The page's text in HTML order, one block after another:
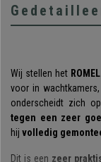
Wij stellen het
voor in
onderscheidt zich
tegen een zeer
hij volledig
Dit is een zeer